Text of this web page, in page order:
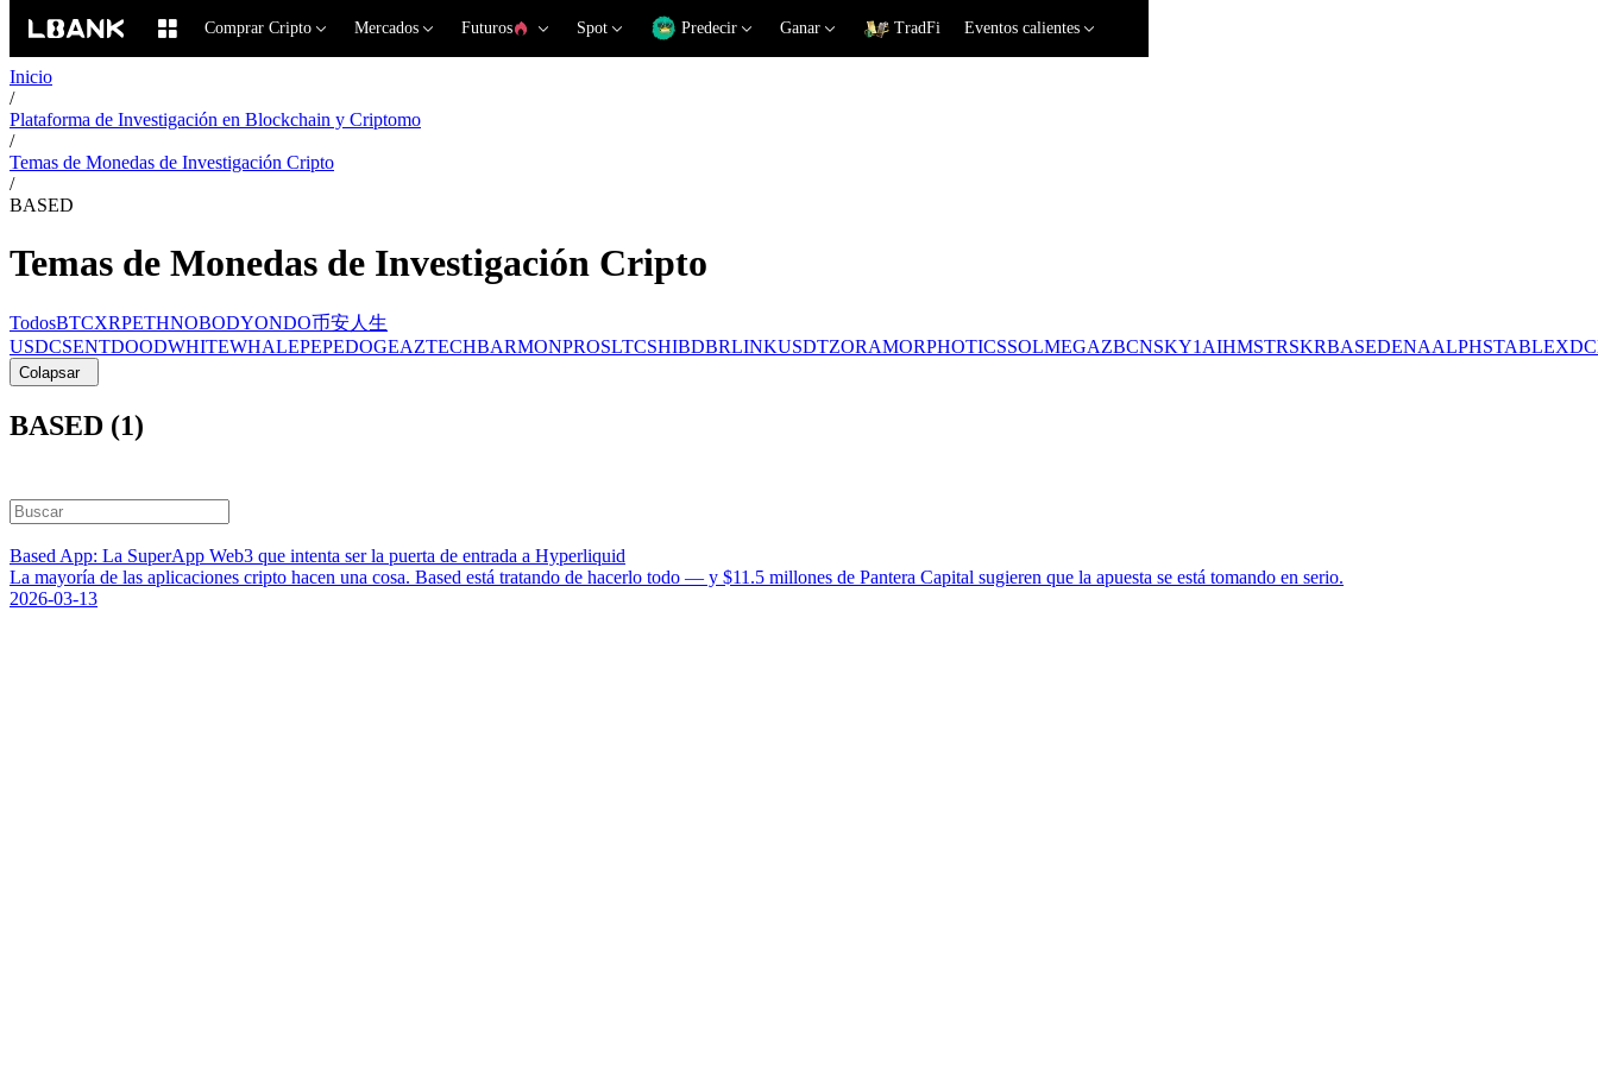
Comprar Cripto Mercados Futuros Spot Predecir Ganar TradFi Eventos calientes
Inicio
/
Plataforma de Investigación en Blockchain y Criptomo
/
Temas de Monedas de Investigación Cripto
/
BASED
Temas de Monedas de Investigación Cripto
TodosBTCXRPETHNOBODYONDO币安人生
USDCSENTDOODWHITEWHALEPEPEDOGEAZTECHBARMONPROSLTCSHIBDBRLINKUSDTZORAMORPHOTICSSOLMEGAZBCNSKY1 AIHMSTRSKRBASEDENAALPHSTABLEXDC
Colapsar
BASED (1)
Based App: La SuperApp Web3 que intenta ser la puerta de entrada a Hyperliquid
La mayoría de las aplicaciones cripto hacen una cosa. Based está tratando de hacerlo todo — y $11.5 millones de Pantera Capital sugieren que la apuesta se está tomando en serio.
2026-03-13